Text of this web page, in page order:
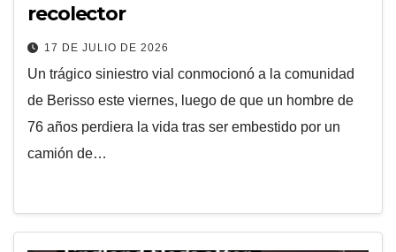
recolector
17 DE JULIO DE 2026
Un trágico siniestro vial conmocionó a la comunidad
de Berisso este viernes, luego de que un hombre de
76 años perdiera la vida tras ser embestido por un
camión de…